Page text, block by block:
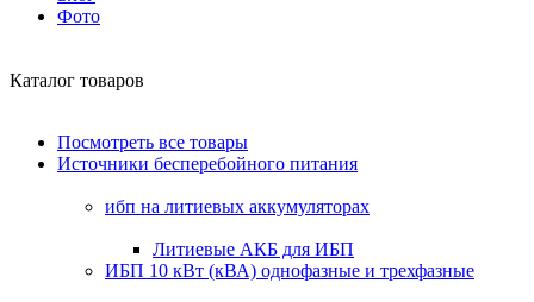
Фото
Каталог товаров
Посмотреть все товары
Источники бесперебойного питания
ибп на литиевых аккумуляторах
Литиевые АКБ для ИБП
ИБП 10 кВт (кВА) однофазные и трехфазные